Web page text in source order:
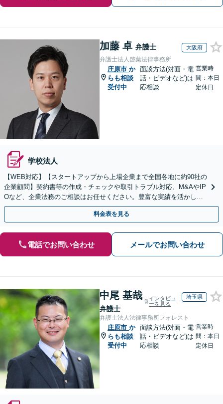
加藤 卓 弁護士 大阪府
弁護士法人啓葉法律事務所
庄原市 か
らも相談
受付中
面談方法(対面・電
話・ビデオなど)は
応相談
営業時
間：本日
定休日
学校法人
【WEB対応】【スタートアップから上場企業まで全国各地に約90社の
企業顧問】契約書等の作成・チェックや取引トラブル対応、M&AやIP
Oなど、企業法務のご相談はお任せください。豊富な実績を活かし的
確に対応を進めてまいります。
料金表を見る
電話でお問い合わせ メールでお問い合わせ
中尾 基哉
弁護士
インタビュ
ーを見る
埼玉県
弁護士法人法律事務所フォレスト
庄原市 か
らも相談
受付中
面談方法(対面・電
話・ビデオなど)は
応相談
営業時
間：本日
定休日